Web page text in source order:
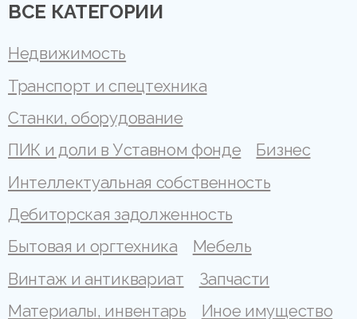
ВСЕ КАТЕГОРИИ
Недвижимость
Транспорт и спецтехника
Станки, оборудование
ПИК и доли в Уставном фонде
Бизнес
Интеллектуальная собственность
Дебиторская задолженность
Бытовая и оргтехника
Мебель
Винтаж и антиквариат
Запчасти
Материалы, инвентарь
Иное имущество